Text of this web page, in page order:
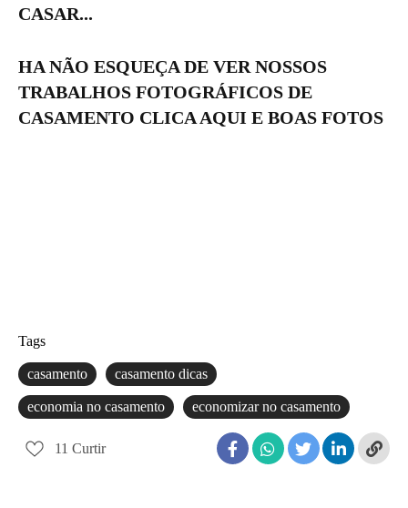
CASAR...
HA NÃO ESQUEÇA DE VER NOSSOS
TRABALHOS FOTOGRÁFICOS DE
CASAMENTO CLICA AQUI E BOAS FOTOS
Tags
casamento casamento dicas
economia no casamento economizar no casamento
11 Curtir